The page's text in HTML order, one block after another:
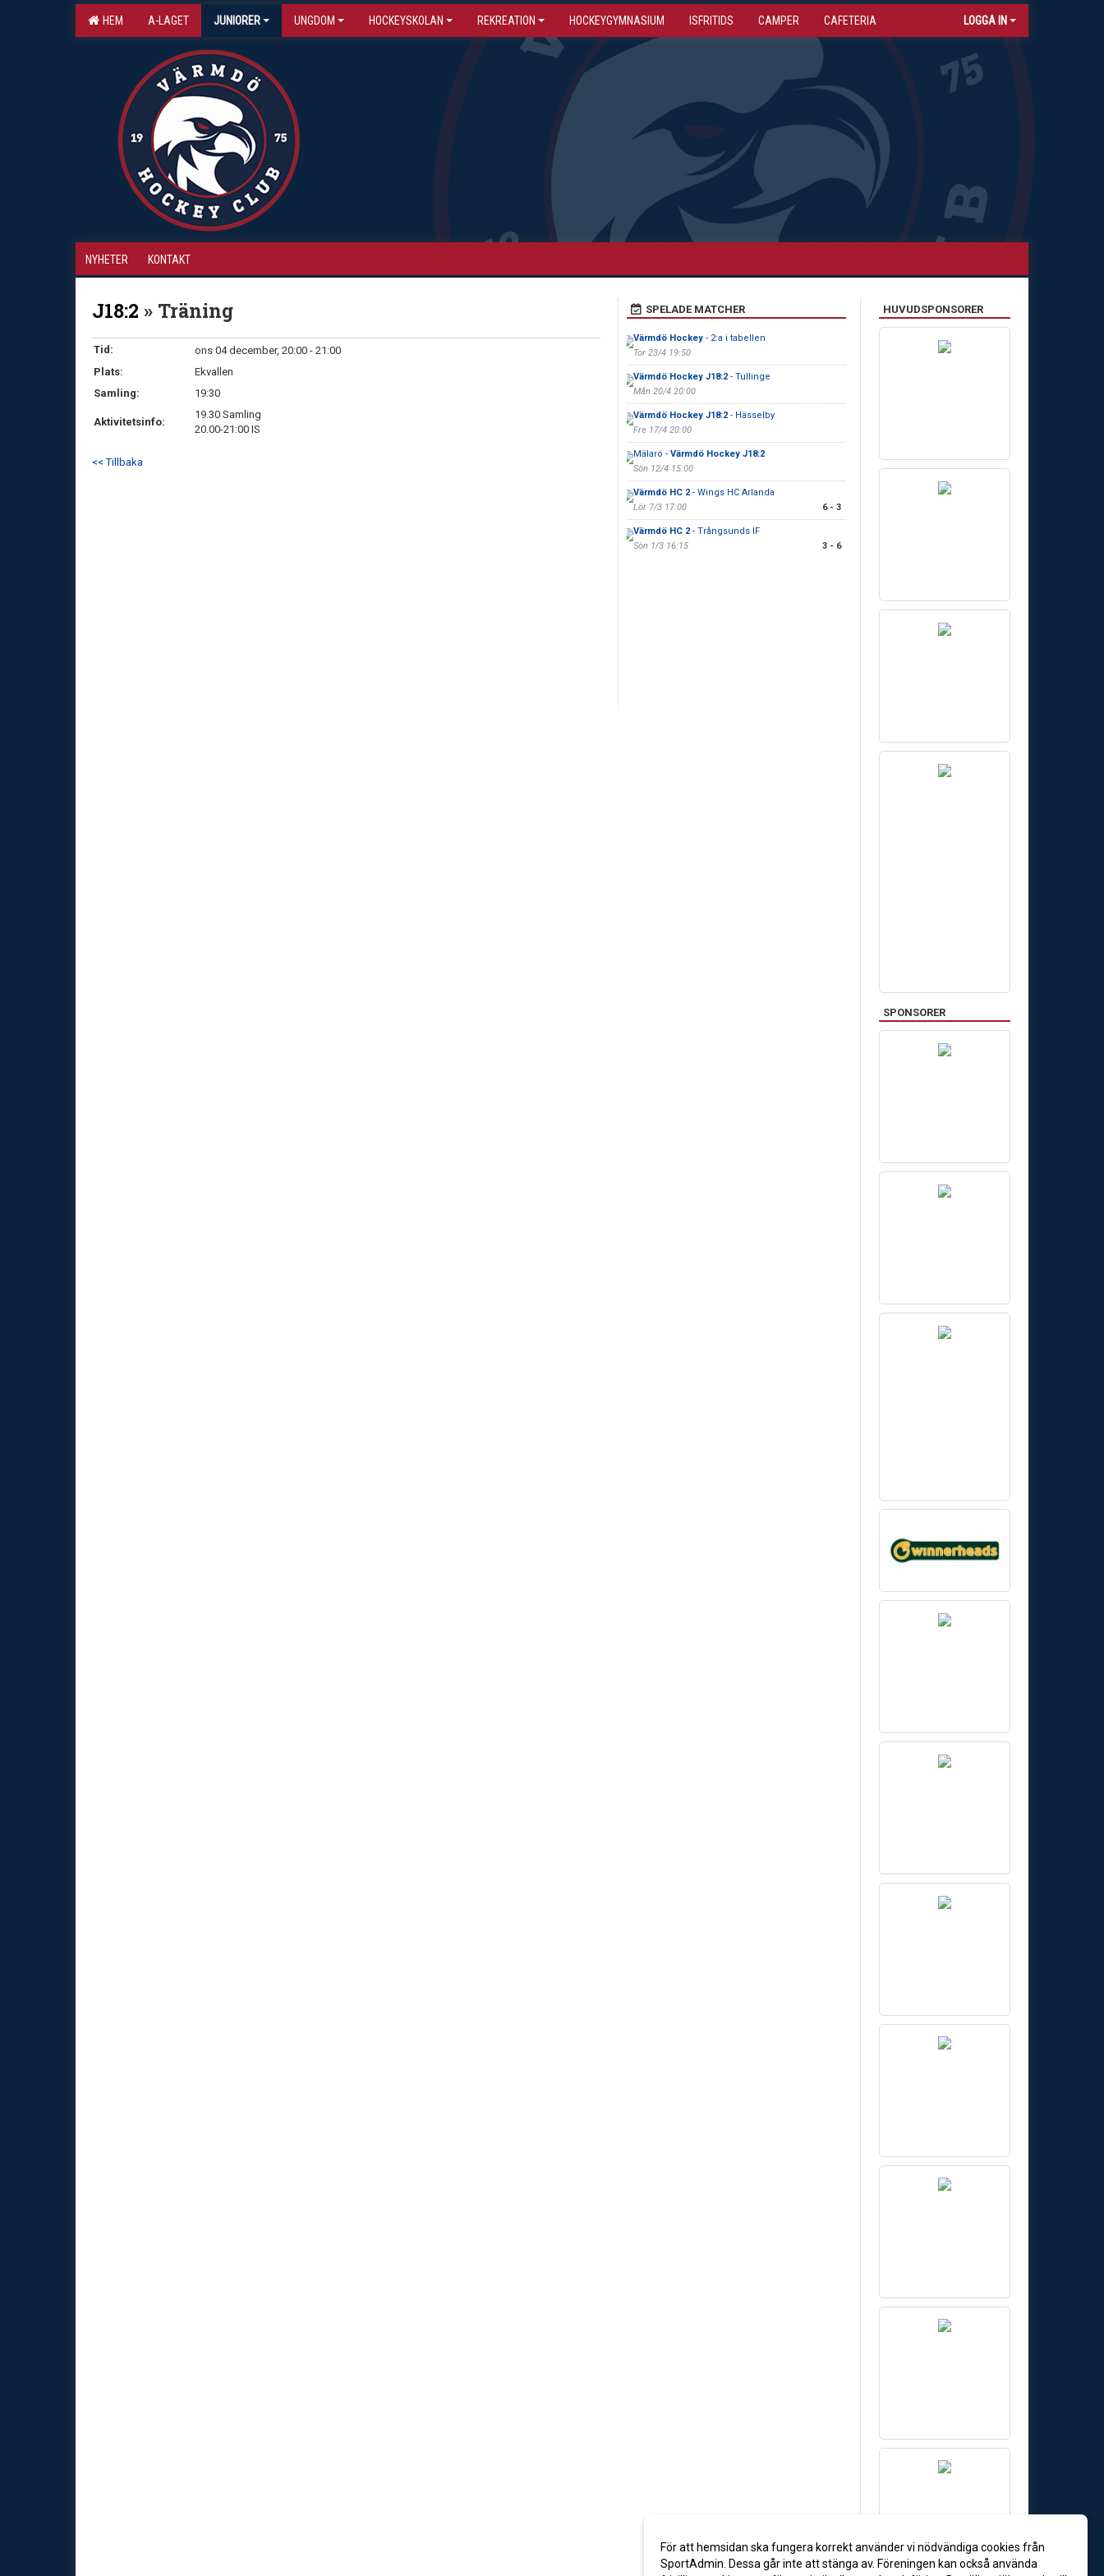
HEM A-LAGET JUNIORER UNGDOM HOCKEYSKOLAN REKREATION HOCKEYGYMNASIUM ISFRITIDS CAMPER CAFETERIA LOGGA IN
NYHETER KONTAKT
J18:2 » Träning
Tid:
ons 04 december, 20:00 - 21:00
Plats:
Ekvallen
Samling:
19:30
Aktivitetsinfo:
19.30 Samling
20.00-21:00 IS
<< Tillbaka
SPELADE MATCHER
Värmdö Hockey- 2:a i tabellen
Tor 23/4 19:50
Värmdö Hockey J18:2- Tullinge
Mån 20/4 20:00
Värmdö Hockey J18:2- Hässelby
Fre 17/4 20:00
Mälarö - Värmdö Hockey J18:2
Sön 12/4 15:00
Värmdö HC 2- Wings HC Arlanda
Lör 7/3 17:00
6 - 3
Värmdö HC 2- Trångsunds IF
Sön 1/3 16:15
3 - 6
HUVUDSPONSORER
SPONSORER
För att hemsidan ska fungera korrekt använder vi nödvändiga cookies från
SportAdmin. Dessa går inte att stänga av. Föreningen kan också använda